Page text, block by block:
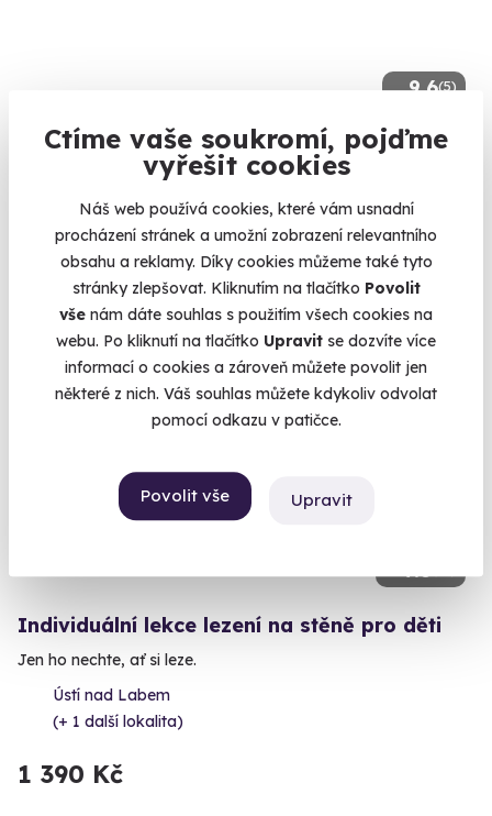
Ctíme vaše soukromí, pojďme
vyřešit cookies
Náš web používá cookies, které vám usnadní
procházení stránek a umožní zobrazení relevantního
obsahu a reklamy. Díky cookies můžeme také tyto
stránky zlepšovat. Kliknutím na tlačítko Povolit
vše nám dáte souhlas s použitím všech cookies na
webu. Po kliknutí na tlačítko Upravit se dozvíte více
informací o cookies a zároveň můžete povolit jen
některé z nich. Váš souhlas můžete kdykoliv odvolat
pomocí odkazu v patičce.
Povolit vše Upravit
9.6(5)
Zážitková střelba: Malorážky - 9 zbraní
Vystřílíte celkem 72 nábojů!
Čepirohy (okres Most)
(+ 27 dalších lokalit)
1 799 Kč
9.8
Volný termín už 08. 08. 2026
Individuální lekce lezení na stěně pro děti
Jen ho nechte, ať si leze.
Ústí nad Labem
(+ 1 další lokalita)
1 390 Kč